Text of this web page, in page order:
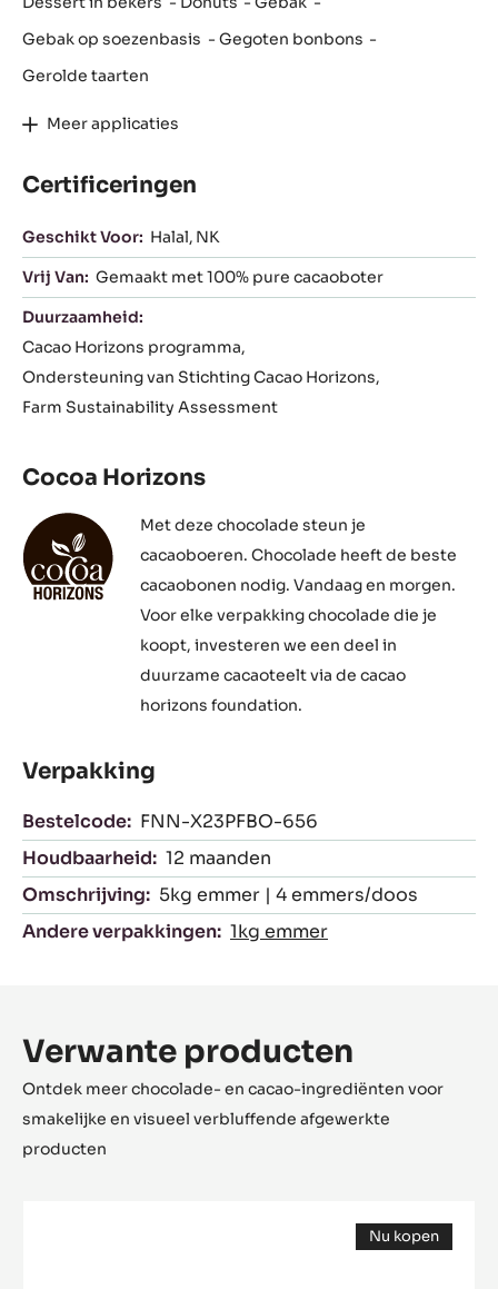
Gebak op soezenbasis
Gegoten bonbons
Gerolde taarten
Meer applicaties
Certificeringen
Geschikt Voor: Halal NK
Vrij Van: Gemaakt met 100% pure cacaoboter
Duurzaamheid:
Cacao Horizons programma
Ondersteuning van Stichting Cacao Horizons
Farm Sustainability Assessment
Cocoa Horizons
Met deze chocolade steun je
cacaoboeren. Chocolade heeft de beste
cacaobonen nodig. Vandaag en morgen.
Voor elke verpakking chocolade die je
koopt, investeren we een deel in
duurzame cacaoteelt via de cacao
horizons foundation.
Verpakking
Bestelcode: FNN-X23PFBO-656
Houdbaarheid: 12 maanden
Omschrijving: 5kg emmer | 4 emmers/doos
Andere verpakkingen: 1kg emmer
Verwante producten
Ontdek meer chocolade- en cacao-ingrediënten voor
smakelijke en visueel verbluffende afgewerkte
producten
Nu kopen
(opens